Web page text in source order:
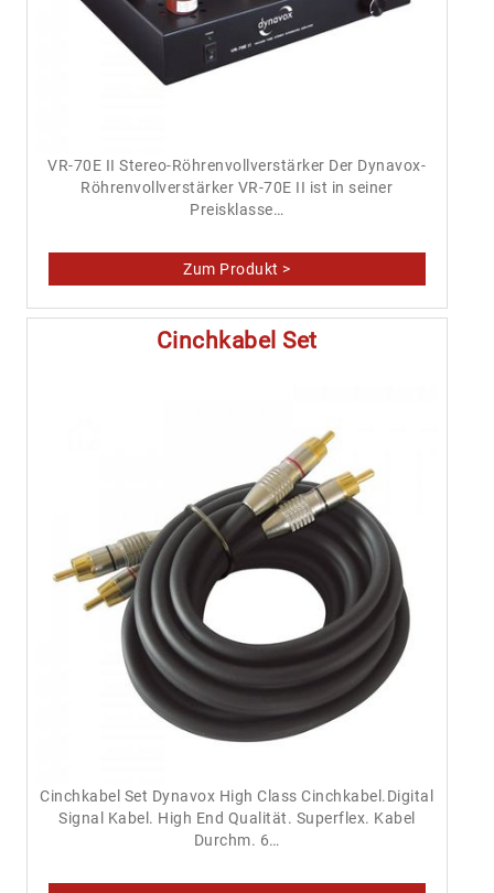
VR-70E II Stereo-Röhrenvollverstärker Der Dynavox-
Röhrenvollverstärker VR-70E II ist in seiner
Preisklasse…
Cinchkabel Set
Cinchkabel Set Dynavox High Class Cinchkabel.Digital
Signal Kabel. High End Qualität. Superflex. Kabel
Durchm. 6…